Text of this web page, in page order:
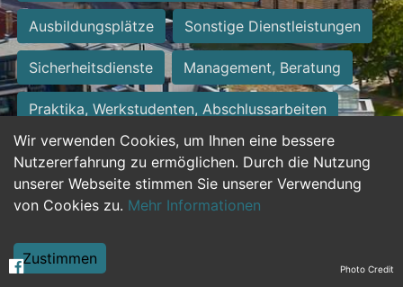
Wir verwenden Cookies, um Ihnen eine bessere
Nutzererfahrung zu ermöglichen. Durch die Nutzung
unserer Webseite stimmen Sie unserer Verwendung
von Cookies zu. Mehr Informationen
Zustimmen
Ausbildungsplätze Sonstige Dienstleistungen
Sicherheitsdienste Management, Beratung
Praktika, Werkstudenten, Abschlussarbeiten
Personalwesen Assistenz, Sekretariat
Hilfskräfte, Aushilfs- und Nebenjobs
Weiterbildung, Studium, duale Ausbildung Photo Credit